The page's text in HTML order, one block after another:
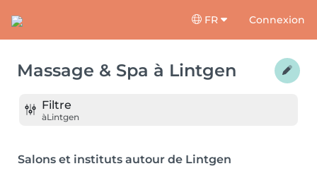
FR Connexion
Massage & Spa à Lintgen
Filtre
àLintgen
Salons et instituts autour de Lintgen